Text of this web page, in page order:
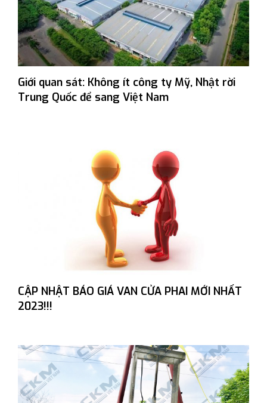
Giới quan sát: Không ít công ty Mỹ, Nhật rời
Trung Quốc để sang Việt Nam
CẬP NHẬT BÁO GIÁ VAN CỬA PHAI MỚI NHẤT
2023!!!